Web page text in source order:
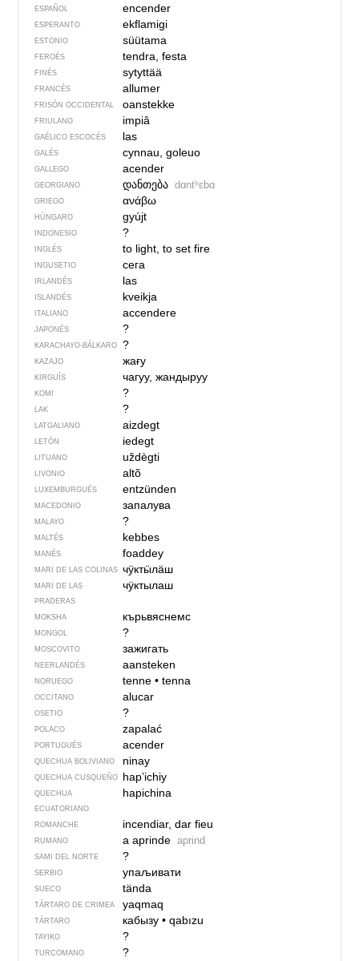
ESPAÑOL encender
ESPERANTO ekflamigi
ESTONIO süütama
FEROÉS tendra, festa
FINÉS sytyttää
FRANCÉS allumer
FRISÓN OCCIDENTAL oanstekke
FRIULANO impiâ
GAÉLICO ESCOCÉS las
GALÉS cynnau, goleuo
GALLEGO acender
GEORGIANO დანთება dɑntʰɛbɑ
GRIEGO ανάβω
HÚNGARO gyújt
INDONESIO ?
INGLÉS to light, to set fire
INGUSETIO сега
IRLANDÉS las
ISLANDÉS kveikja
ITALIANO accendere
JAPONÉS ?
KARACHAYO-BÁLKARO ?
KAZAJO жағу
KIRGUÍS чагуу, жандыруу
KOMI ?
LAK ?
LATGALIANO aizdegt
LETÓN iedegt
LITUANO uždègti
LIVONIO altõ
LUXEMBURGUÉS entzünden
MACEDONIO запалува
MALAYO ?
MALTÉS kebbes
MANÉS foaddey
MARI DE LAS COLINAS чӱктӹлӓш
MARI DE LAS
PRADERAS
чӱктылаш
MOKSHA кърьвяснемс
MONGOL ?
MOSCOVITO зажигать
NEERLANDÉS aansteken
NORUEGO tenne• tenna
OCCITANO alucar
OSETIO ?
POLACO zapalać
PORTUGUÉS acender
QUECHUA BOLIVIANO ninay
QUECHUA CUSQUEÑO hap’ichiy
QUECHUA
ECUATORIANO
hapichina
ROMANCHE incendiar, dar fieu
RUMANO a aprinde aprind
SAMI DEL NORTE ?
SERBIO упаљивати
SUECO tända
TÁRTARO DE CRIMEA yaqmaq
TÁRTARO кабызу• qabızu
TAYIKO ?
TURCOMANO ?